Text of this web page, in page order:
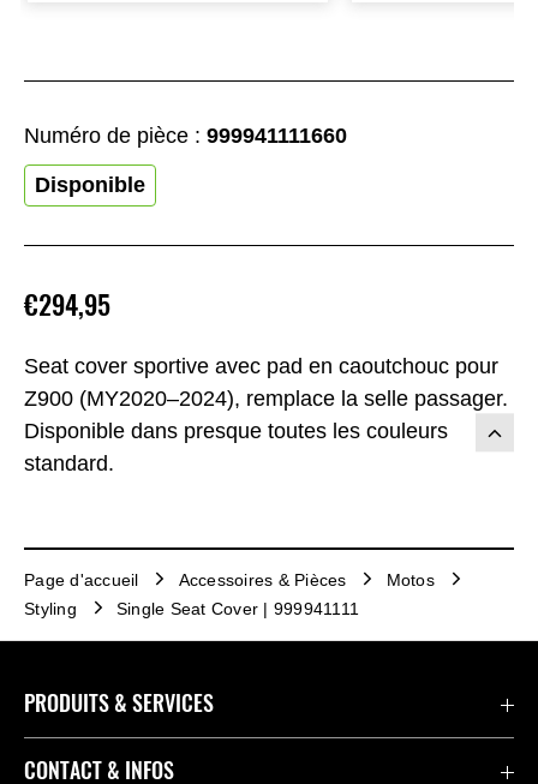
Seat cover sportive avec pad en caoutchouc pour
Z900 (MY2020–2024), remplace la selle passager.
Disponible dans presque toutes les couleurs
standard.
€294,95
Numéro de pièce : 999941111660
Disponible
Page d'accueil Accessoires & Pièces
Motos
Styling
Single Seat Cover | 999941111
PRODUITS & SERVICES
Accessoires & Pièces
CONTACT & INFOS